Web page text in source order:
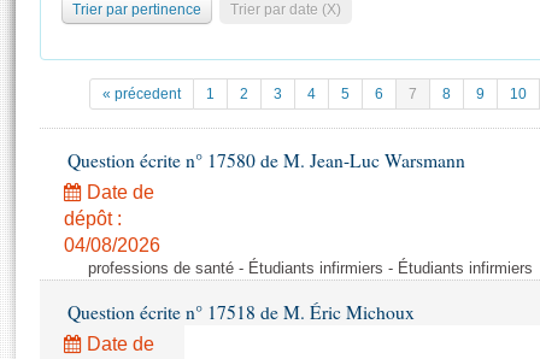
Pétitions
Projets de loi
Propositions de loi
Amendements
Textes adoptés
Rapports d'information
Rapports d'enquête
Statistiques et chiffres clés
Documents de référence
( Constitution | Règlement de l'Assemblée ... )
Histoire
Juniors
Anciennes législatures
Liens vers les sites publics
La Bibliothèque
Contacts et plan d'accès
Photos libres de droit
Trier par pertinence Trier par date (X)
« précedent 1 2 3 4 5 6 7 8 9 10
Question écrite n° 17580 de M. Jean-Luc Warsmann
Date de
dépôt :
04/08/2026
professions de santé - Étudiants infirmiers - Étudiants infirmiers
Question écrite n° 17518 de M. Éric Michoux
Date de